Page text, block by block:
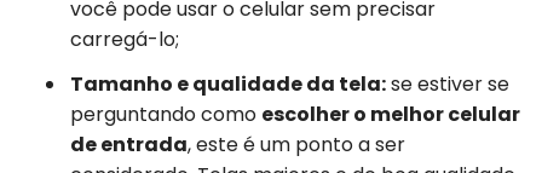
você pode usar o celular sem precisar
carregá-lo;
Tamanho e qualidade da tela:se estiver se
perguntando como escolher o melhor celular
de entrada, este é um ponto a ser